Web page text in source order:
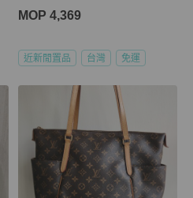
MOP 4,369
近新閒置品 台灣 免運